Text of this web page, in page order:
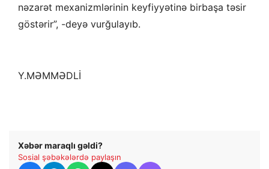
nəzarət mexanizmlərinin keyfiyyətinə birbaşa təsir
göstərir”, -deyə vurğulayıb.
Y.MƏMMƏDLİ
Xəbər maraqlı gəldi?
Sosial şəbəkələrdə paylaşın